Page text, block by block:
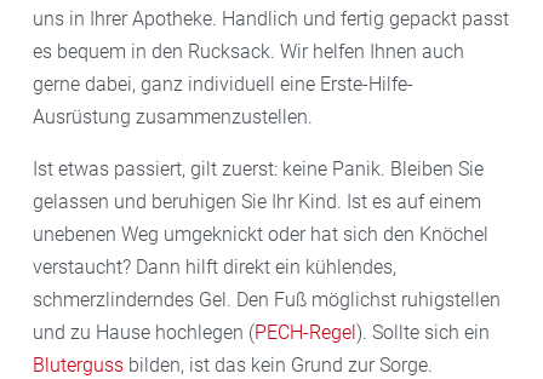
uns in Ihrer Apotheke. Handlich und fertig gepackt passt
es bequem in den Rucksack. Wir helfen Ihnen auch
gerne dabei, ganz individuell eine Erste-Hilfe-
Ausrüstung zusammenzustellen.
Ist etwas passiert, gilt zuerst: keine Panik. Bleiben Sie
gelassen und beruhigen Sie Ihr Kind. Ist es auf einem
unebenen Weg umgeknickt oder hat sich den Knöchel
verstaucht? Dann hilft direkt ein kühlendes,
schmerzlinderndes Gel. Den Fuß möglichst ruhigstellen
und zu Hause hochlegen (PECH-Regel ). Sollte sich ein
Bluterguss bilden, ist das kein Grund zur Sorge.